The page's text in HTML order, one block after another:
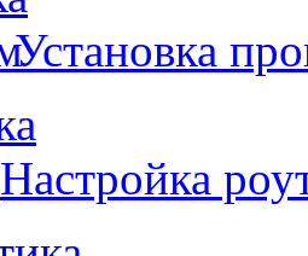
Установка
Настройка